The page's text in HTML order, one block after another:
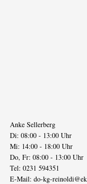
Anke Sellerberg
Di: 08:00 - 13:00 Uhr
Mi: 14:00 - 18:00 Uhr
Do, Fr: 08:00 - 13:00 Uhr
Tel: 0231 594351
E-Mail: do-kg-